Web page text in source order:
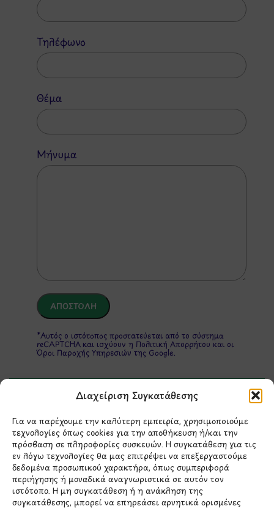
Διαχείριση Συγκατάθεσης
Για να παρέχουμε την καλύτερη εμπειρία, χρησιμοποιούμε
τεχνολογίες όπως cookies για την αποθήκευση ή/και την
πρόσβαση σε πληροφορίες συσκευών. Η συγκατάθεση για τις
εν λόγω τεχνολογίες θα μας επιτρέψει να επεξεργαστούμε
δεδομένα προσωπικού χαρακτήρα, όπως συμπεριφορά
περιήγησης ή μοναδικά αναγνωριστικά σε αυτόν τον
ιστότοπο. Η μη συγκατάθεση ή η ανάκληση της
συγκατάθεσης, μπορεί να επηρεάσει αρνητικά ορισμένες
Τηλέφωνο
Θέμα
Μήνυμα
*Αυτός ο ιστότοπος προστατεύεται από το σύστημα
reCAPTCHA και ισχύουν η Πολιτική Απορρήτου και οι
Όροι Παροχής Υπηρεσιώντης Google.
ΣΤΟΙΧΕΙΑ ΕΠΙΚΟΙΝΩΝΙΑΣ
Holargos Center (Ισόγειο)
Λ.Περικλέους 56,
Χολαργός 15561
210 6522282